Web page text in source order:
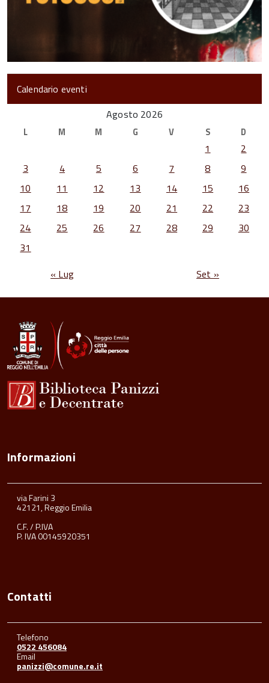
Calendario eventi
Agosto 2026
L M M G V S D
1
2
3
4 5 6 7 8
9
10
11 12 13 14 15
16
17
18 19 20 21 22
23
24
25 26 27 28 29
30
31
« Lug
Set »
Informazioni
via Farini 3
42121, Reggio Emilia
C.F. / P.IVA
P. IVA 00145920351
Contatti
Telefono
0522 456084
Email
panizzi@comune.re.it